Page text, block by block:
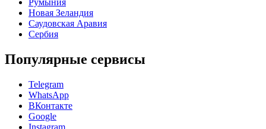
Румыния
Новая Зеландия
Саудовская Аравия
Сербия
Популярные сервисы
Telegram
WhatsApp
ВКонтакте
Google
Instagram